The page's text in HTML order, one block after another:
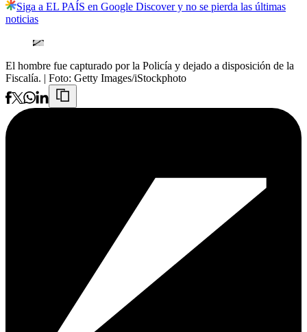
Siga a EL PAÍS en Google Discover y no se pierda las últimas
noticias
El hombre fue capturado por la Policía y dejado a disposición de la
Fiscalía. | Foto: Getty Images/iStockphoto